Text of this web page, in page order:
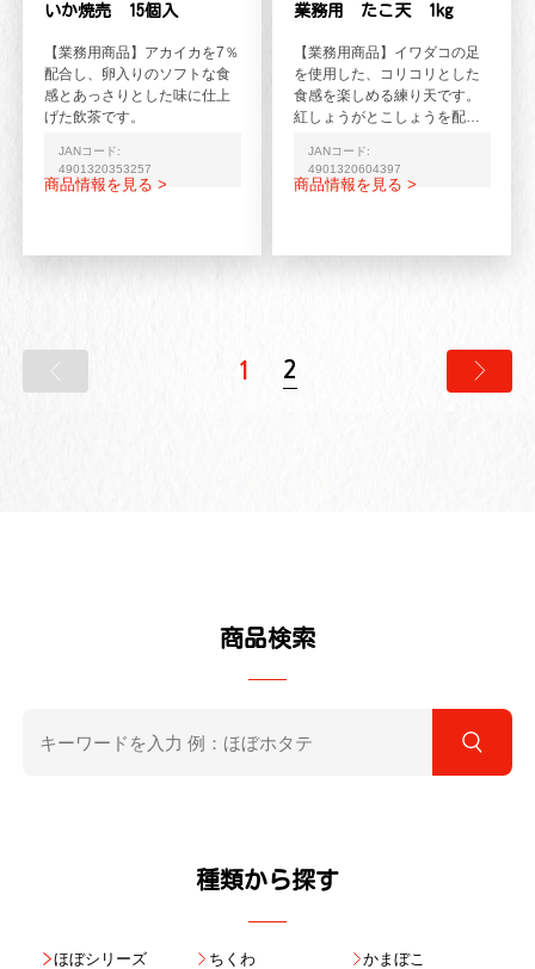
いか焼売 15個入
【業務用商品】アカイカを7％
配合し、卵入りのソフトな食
感とあっさりとした味に仕上
げた飲茶です。
JANコード:
4901320353257
商品情報を見る >
業務用 たこ天 1kg
【業務用商品】イワダコの足
を使用した、コリコリとした
食感を楽しめる練り天です。
紅しょうがとこしょうを配合
ます。
JANコード:
4901320604397
商品情報を見る >
1 2
商品検索
種類から探す
ほぼシリーズ ちくわ かまぼこ